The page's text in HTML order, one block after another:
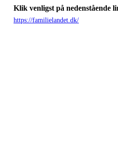
Klik venligst på nedenstående
https://familielandet.dk/